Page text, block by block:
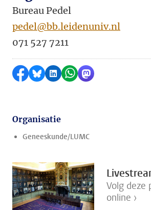
Bureau Pedel
pedel@bb.leidenuniv.nl
071 527 7211
Delen op Facebook
Delen via Bluesky
Delen op LinkedIn
Delen via WhatsApp
Delen via
Organisatie
Geneeskunde/LUMC
Volg deze
online ›